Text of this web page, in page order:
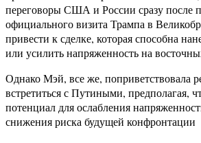
переговоры США и России сразу после
официального визита Трампа в
привести к сделке, которая способна
или усилить напряженность на
Однако Мэй, все же, поприветствовала
встретиться с Путиными, предполагая,
потенциал для ослабления
снижения риска будущей конфронтации